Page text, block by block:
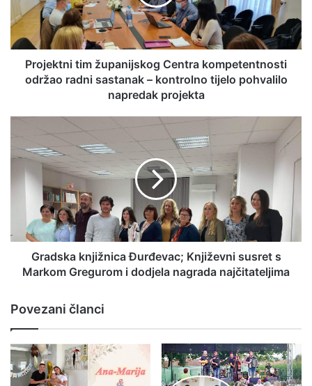
Projektni tim županijskog Centra kompetentnosti
održao radni sastanak – kontrolno tijelo pohvalilo
napredak projekta
Gradska knjižnica Đurđevac; Književni susret s
Markom Gregurom i dodjela nagrada najčitateljima
Povezani članci